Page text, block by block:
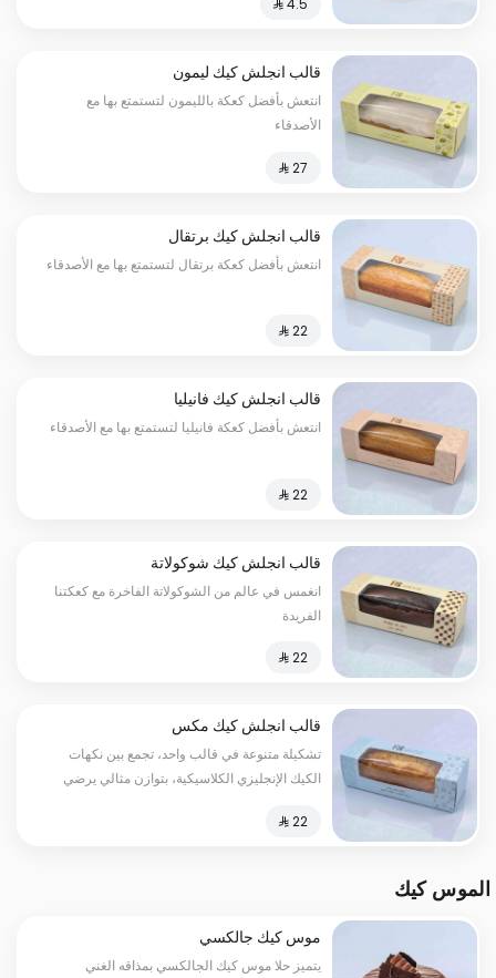
قالب انجلش كيك ليمون
انتعش بأفضل كعكة بالليمون لتستمتع بها مع
الأصدقاء
قالب انجلش كيك برتقال
انتعش بأفضل كعكة برتقال لتستمتع بها مع الأصدقاء
⁨⁦‪‬ 22⁩
قالب انجلش كيك فانيليا
انتعش بأفضل كعكة فانيليا لتستمتع بها مع الأصدقاء
⁨⁦‪‬ 22⁩
قالب انجلش كيك شوكولاتة
انغمس في عالم من الشوكولاتة الفاخرة مع كعكتنا
الفريدة
⁨⁦‪‬ 22⁩
قالب انجلش كيك مكس
تشكيلة متنوعة في قالب واحد، تجمع بين نكهات
الكيك الإنجليزي الكلاسيكية، بتوازن مثالي يرضي
⁨⁦‪‬ 22⁩
الموس كيك
موس كيك جالكسي
يتميز حلا موس كيك الجالكسي بمذاقه الغني